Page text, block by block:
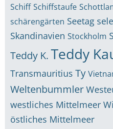
Schiff Schiffstaufe
schärengärten Seetag
Skandinavien Stockholm
Teddy K. Teddy
Transmauritius Ty
Weltenbummler
westliches Mittelmeer
östliches Mittelmeer